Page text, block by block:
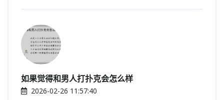
如果觉得和男人打扑克会怎么样
2026-02-26 11:57:40